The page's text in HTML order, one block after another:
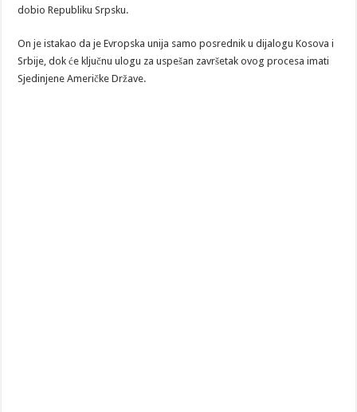
dobio Republiku Srpsku.
On je istakao da je Evropska unija samo posrednik u dijalogu Kosova i
Srbije, dok će ključnu ulogu za uspešan završetak ovog procesa imati
Sjedinjene Američke Države.